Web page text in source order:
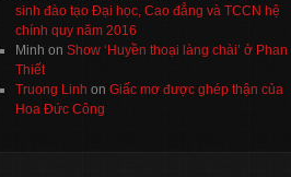
sinh đào tạo Đại học, Cao đẳng và TCCN hệ
chính quy năm 2016
Minh on Show ‘Huyền thoại làng chài’ ở Phan
Thiết
Truong Linh on Giấc mơ được ghép thận của
Hoa Đức Công